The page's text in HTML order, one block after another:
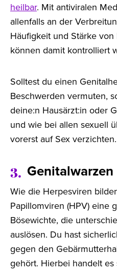
heilbar. Mit antiviralen
allenfalls an der
Häufigkeit und Stärke
können damit kontrolliert
Solltest du einen
Beschwerden vermuten,
deine:n Hausärzt:in oder
und wie bei allen sexuell
vorerst auf Sex verzichten.
3. Genitalwarzen
Wie die Herpesviren
Papillomviren (HPV) eine
Bösewichte, die
auslösen. Du hast
gegen den
gehört. Hierbei handelt